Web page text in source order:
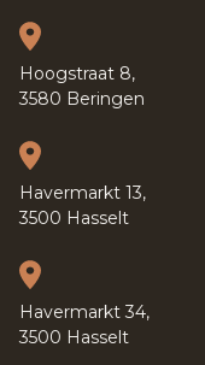
Hoogstraat 8,
3580 Beringen
Havermarkt 13,
3500 Hasselt
Havermarkt 34,
3500 Hasselt